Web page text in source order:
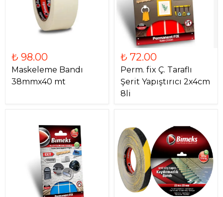
₺ 98.00
Maskeleme Bandı
38mmx40 mt
₺ 72.00
Perm. fix Ç. Taraflı
Şerit Yapıştırıcı 2x4cm
8li